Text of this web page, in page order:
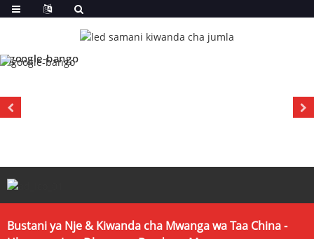
Bustani ya Nje & Kiwanda cha Mwanga wa Taa China -